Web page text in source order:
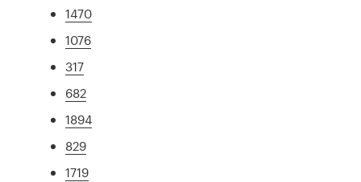
1470
1076
317
682
1894
829
1719